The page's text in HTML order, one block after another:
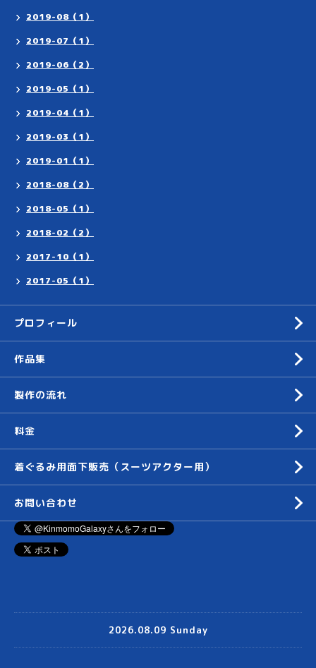
2019-08（1）
2019-07（1）
2019-06（2）
2019-05（1）
2019-04（1）
2019-03（1）
2019-01（1）
2018-08（2）
2018-05（1）
2018-02（2）
2017-10（1）
2017-05（1）
プロフィール
作品集
製作の流れ
料金
着ぐるみ用面下販売（スーツアクター用）
お問い合わせ
2026.08.09 Sunday